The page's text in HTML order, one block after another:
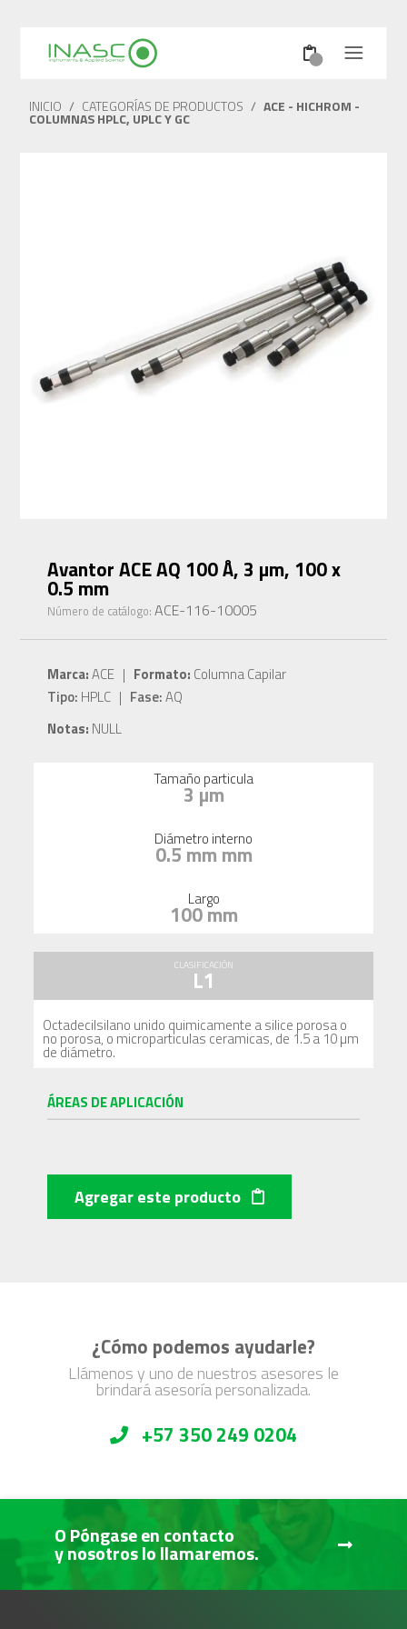
INICIO / CATEGORÍAS DE PRODUCTOS / ACE - HICHROM -
COLUMNAS HPLC, UPLC Y GC
Avantor ACE AQ 100 Å, 3 µm, 100 x
0.5 mm
Número de catálogo:ACE-116-10005
Marca:ACE | Formato: Columna Capilar
Tipo: HPLC | Fase:AQ
Notas: NULL
Tamaño particula
3 µm
Diámetro interno
0.5 mm mm
Largo
100 mm
CLASIFICACIÓN
L1
Octadecilsilano unido quimicamente a silice porosa o
no porosa, o microparticulas ceramicas, de 1.5 a 10 µm
de diámetro.
ÁREAS DE APLICACIÓN
Agregar este producto
¿Cómo podemos ayudarle?
Llámenos y uno de nuestros asesores le
brindará asesoría personalizada.
+57 350 249 0204
O Póngase en contacto
y nosotros lo llamaremos.